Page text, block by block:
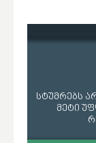
სტუმრებს
მეტი